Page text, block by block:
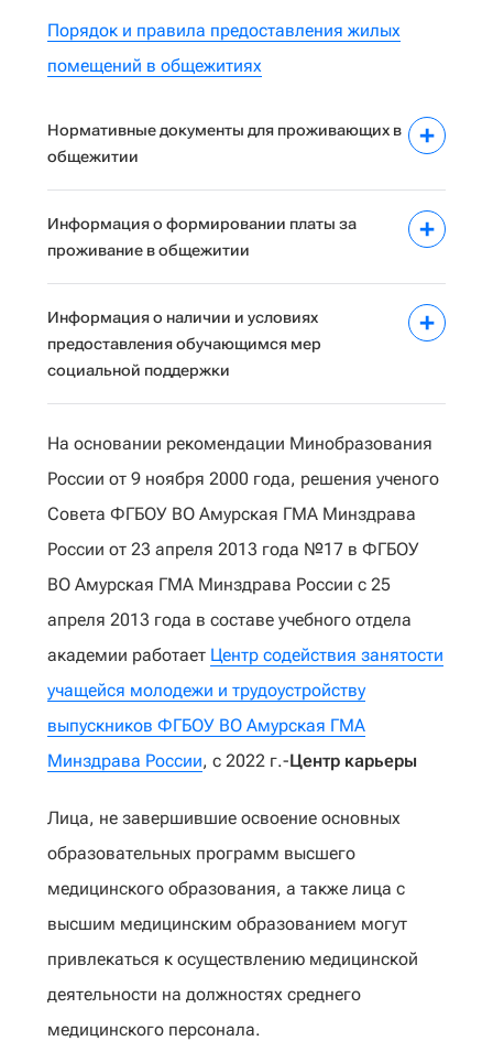
Порядок и правила предоставления жилых
помещений в общежитиях
Нормативные документы для проживающих в
общежитии
Информация о формировании платы за
проживание в общежитии
Информация о наличии и условиях
предоставления обучающимся мер
социальной поддержки
На основании рекомендации Минобразования
России от 9 ноября 2000 года, решения ученого
Совета ФГБОУ ВО Амурская ГМА Минздрава
России от 23 апреля 2013 года №17 в ФГБОУ
ВО Амурская ГМА Минздрава России с 25
апреля 2013 года в составе учебного отдела
академии работает Центр содействия занятости
учащейся молодежи и трудоустройству
выпускников ФГБОУ ВО Амурская ГМА
Минздрава России, с 2022 г.-Центр карьеры
Лица, не завершившие освоение основных
образовательных программ высшего
медицинского образования, а также лица с
высшим медицинским образованием могут
привлекаться к осуществлению медицинской
деятельности на должностях среднего
медицинского персонала.